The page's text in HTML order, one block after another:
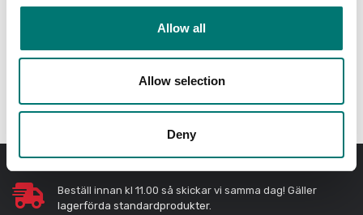
Allow all
Allow selection
Deny
Beställ innan kl 11.00 så skickar vi samma dag! Gäller
lagerförda standardprodukter.